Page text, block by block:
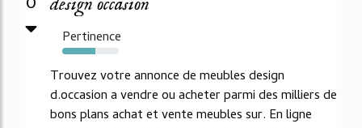
Pertinence
59%
Trouvez votre annonce de meubles design
d.occasion a vendre ou acheter parmi des milliers de
bons plans achat et vente meubles sur. En ligne